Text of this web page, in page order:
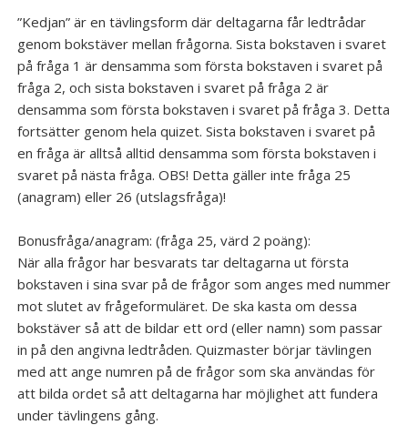
Galleri
”Kedjan” är en tävlingsform där deltagarna får ledtrådar
genom bokstäver mellan frågorna. Sista bokstaven i svaret
på fråga 1 är densamma som första bokstaven i svaret på
fråga 2, och sista bokstaven i svaret på fråga 2 är
densamma som första bokstaven i svaret på fråga 3. Detta
fortsätter genom hela quizet. Sista bokstaven i svaret på
en fråga är alltså alltid densamma som första bokstaven i
svaret på nästa fråga. OBS! Detta gäller inte fråga 25
(anagram) eller 26 (utslagsfråga)!
Bonusfråga/anagram: (fråga 25, värd 2 poäng):
När alla frågor har besvarats tar deltagarna ut första
bokstaven i sina svar på de frågor som anges med nummer
mot slutet av frågeformuläret. De ska kasta om dessa
bokstäver så att de bildar ett ord (eller namn) som passar
in på den angivna ledtråden. Quizmaster börjar tävlingen
med att ange numren på de frågor som ska användas för
att bilda ordet så att deltagarna har möjlighet att fundera
under tävlingens gång.